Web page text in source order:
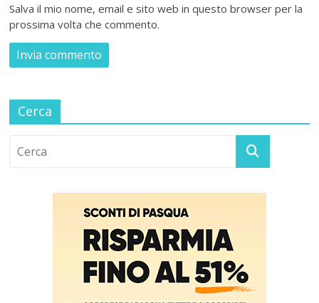
Salva il mio nome, email e sito web in questo browser per la
prossima volta che commento.
Cerca